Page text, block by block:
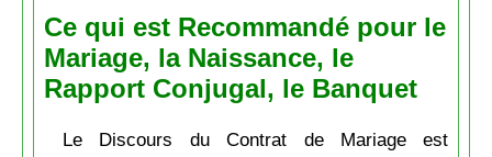
Ce qui est Recommandé pour le
Mariage, la Naissance, le
Rapport Conjugal, le Banquet
Le Discours du Contrat de Mariage est